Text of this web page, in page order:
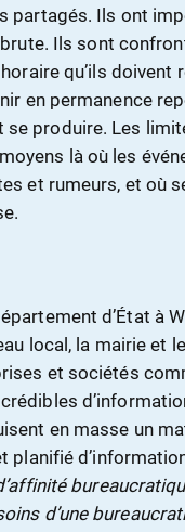
partagés. Ils ont
Ils sont
qu’ils doivent
en permanence
produire. Les
là où les
et rumeurs, et où
d’État à
local, la mairie et
et sociétés
en masse un
planifié
d’une